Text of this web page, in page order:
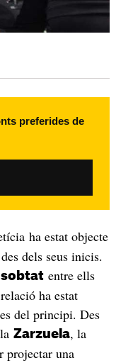
preferides de
ha estat objecte
dels seus inicis.
sobtatentre ells
ha estat
del principi. Des
Zarzuela, la
projectar una